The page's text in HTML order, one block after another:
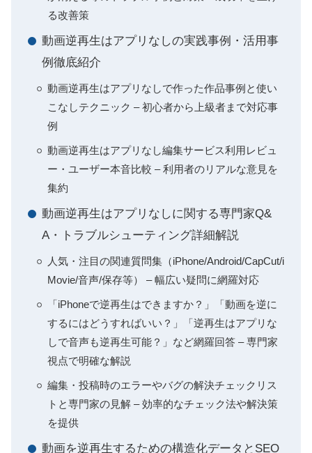
る改善策
動画逆再生はアプリなしの実践事例・活用事
例徹底紹介
動画逆再生はアプリなしで作った作品事例と使い
こなしテクニック – 初心者から上級者まで対応事
例
動画逆再生はアプリなし編集サービス利用レビュ
ー・ユーザー本音比較 – 利用者のリアルな意見を
集約
動画逆再生はアプリなしに関する専門家Q&
A・トラブルシューティング詳細解説
人気・注目の関連質問集（iPhone/Android/CapCut/i
Movie/音声/保存等） – 幅広い疑問に網羅対応
「iPhoneで逆再生はできますか？」「動画を逆に
するにはどうすればいい？」「逆再生はアプリな
しで音声も逆再生可能？」など網羅回答 – 専門家
視点で明確な解説
編集・投稿時のエラーやバグの解決チェックリス
トと専門家の見解 – 効率的なチェック法や解決策
を提供
動画を逆再生するための構造化データとSEO